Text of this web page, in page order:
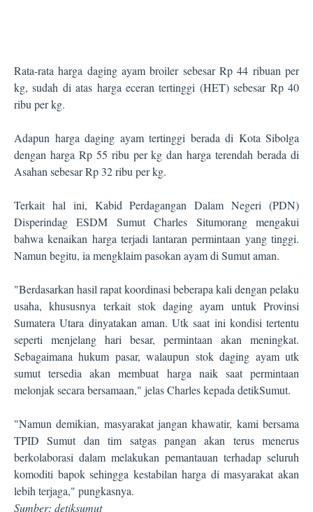
Rata-rata harga daging ayam broiler sebesar Rp 44 ribuan per
kg, sudah di atas harga eceran tertinggi (HET) sebesar Rp 40
ribu per kg.
Adapun harga daging ayam tertinggi berada di Kota Sibolga
dengan harga Rp 55 ribu per kg dan harga terendah berada di
Asahan sebesar Rp 32 ribu per kg.
Terkait hal ini, Kabid Perdagangan Dalam Negeri (PDN)
Disperindag ESDM Sumut Charles Situmorang mengakui
bahwa kenaikan harga terjadi lantaran permintaan yang tinggi.
Namun begitu, ia mengklaim pasokan ayam di Sumut aman.
"Berdasarkan hasil rapat koordinasi beberapa kali dengan pelaku
usaha, khususnya terkait stok daging ayam untuk Provinsi
Sumatera Utara dinyatakan aman. Utk saat ini kondisi tertentu
seperti menjelang hari besar, permintaan akan meningkat.
Sebagaimana hukum pasar, walaupun stok daging ayam utk
sumut tersedia akan membuat harga naik saat permintaan
melonjak secara bersamaan," jelas Charles kepada detikSumut.
"Namun demikian, masyarakat jangan khawatir, kami bersama
TPID Sumut dan tim satgas pangan akan terus menerus
berkolaborasi dalam melakukan pemantauan terhadap seluruh
komoditi bapok sehingga kestabilan harga di masyarakat akan
lebih terjaga," pungkasnya.
Sumber: detiksumut